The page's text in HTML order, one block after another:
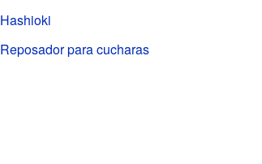
Hashioki
Reposador para cucharas